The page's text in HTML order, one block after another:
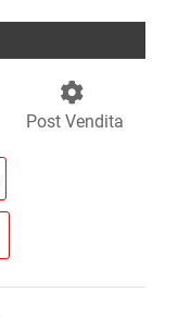
Post Vendita